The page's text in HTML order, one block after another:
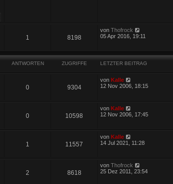
1 8198
vonThofrock
05 Apr 2016, 19:11
ANTWORTEN ZUGRIFFE LETZTER BEITRAG
0 9304
vonKalle
12 Nov 2006, 18:15
0 10598
vonKalle
12 Nov 2006, 17:45
1 11557
vonKalle
14 Jul 2021, 11:28
2 8618
vonThofrock
25 Dez 2011, 23:54